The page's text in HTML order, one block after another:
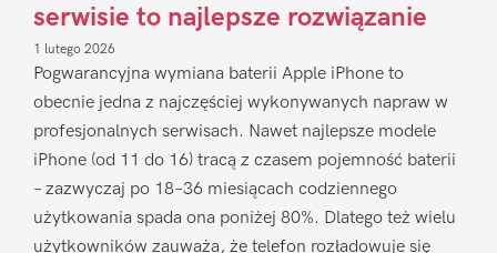
serwisie to najlepsze rozwiązanie
1 lutego 2026
Pogwarancyjna wymiana baterii Apple iPhone to
obecnie jedna z najczęściej wykonywanych napraw w
profesjonalnych serwisach. Nawet najlepsze modele
iPhone (od 11 do 16) tracą z czasem pojemność baterii
– zazwyczaj po 18–36 miesiącach codziennego
użytkowania spada ona poniżej 80%. Dlatego też wielu
użytkowników zauważa, że telefon rozładowuje się